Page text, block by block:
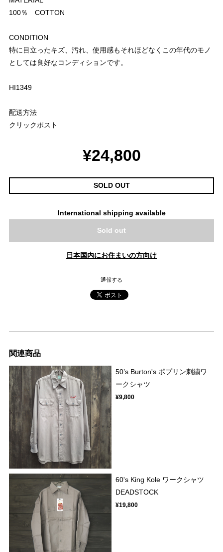
100％ COTTON
CONDITION
特に目立ったキズ、汚れ、使用感もそれほどなくこの年代のモノ
としては良好なコンディションです。
HI1349
配送方法
クリックポスト
¥24,800
SOLD OUT
International shipping available
Sold out
日本国内にお住まいの方向け
通報する
関連商品
50’s Burton's ポプリン刺繍ワ
ークシャツ
¥9,800
60's King Kole ワークシャツ
DEADSTOCK
¥19,800